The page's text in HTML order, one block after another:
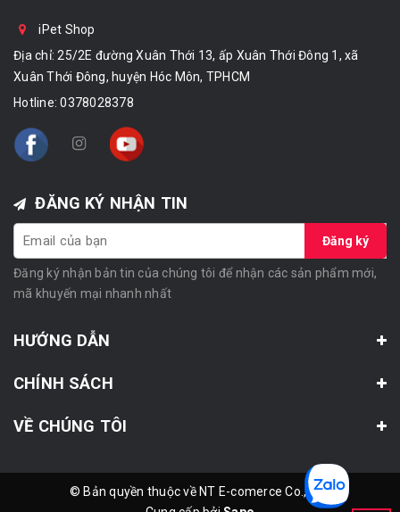
iPet Shop
Địa chỉ: 25/2E đường Xuân Thới 13, ấp Xuân Thới Đông 1, xã
Xuân Thới Đông, huyện Hóc Môn, TPHCM
Hotline:0378028378
ĐĂNG KÝ NHẬN TIN
Đăng ký
Đăng ký nhận bản tin của chúng tôi để nhận các sản phẩm mới,
mã khuyến mại nhanh nhất
HƯỚNG DẪN
CHÍNH SÁCH
VỀ CHÚNG TÔI
© Bản quyền thuộc về NT E-comerce Co., LTD